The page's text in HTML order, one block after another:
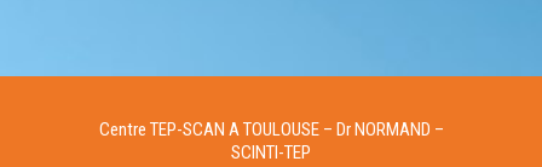
Centre TEP-SCAN A TOULOUSE – Dr NORMAND –
SCINTI-TEP